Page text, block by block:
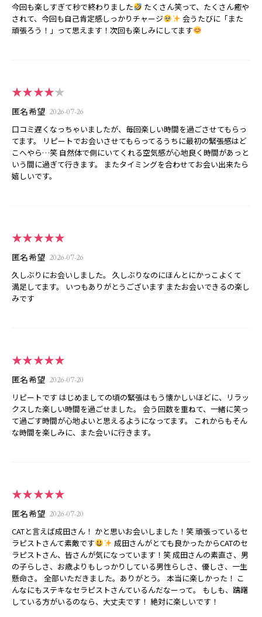
今回も楽しすぎて秒で終わりました
たくさん笑って、たくさん癒や
されて、今回も自己肯定感しっかりチャージ
会うたびに「また
頑張ろう！」って思えます！次回も楽しみにしてます
★★★★★
匿名希望 2026-07-26
口コミ遅くなっちゃいましたが、毎回楽しい時間を過ごさせてもらっ
てます。 リピートでお会いさせてもらってるうちに最初の緊張感はど
こへやら…笑 自然体で側にいてくれる空気感が心地良く時間があっと
いう間に過ぎて行きます。 またタイミングを合わせてお会い出来たら
嬉しいです。
★★★★★
匿名希望 2026-07-26
久しぶりにお会いしました。 久しぶりなのにほんとにかっこよくて
満足してます。 いつもありがとうございます またお会いできるの楽し
みです
★★★★★
匿名希望 2026-07-20
リピートです はじめましての頃の緊張はもう懐かしいほどに、リラッ
クスした楽しい時間を過ごせました。 会う回数を重ねて、一緒に笑っ
て過ごす時間が心地よいと思えるようになってます。 これからもそん
な時間を楽しみに、また会いに行きます。
★★★★★
匿名希望 2026-07-20
CATと言えば成田さん！ かと思いお会いしました！笑 頑張っているセ
ラピストさんて素敵です
成田さんがとても良かったからCATのセ
ラピストさん、皆さんが気になっています！笑 成田さんの素直さ、男
の子らしさ、お歳よりもしっかりしている男性らしさ、優しさ、一生
懸命さ。 全部いただきました。ありがとう。 本当に楽しかった！ こ
んなにもステキなセラピストさんているんだなーって。 もしも、躊躇
している方がいるのなら、大丈夫です！ 絶対に楽しいです！